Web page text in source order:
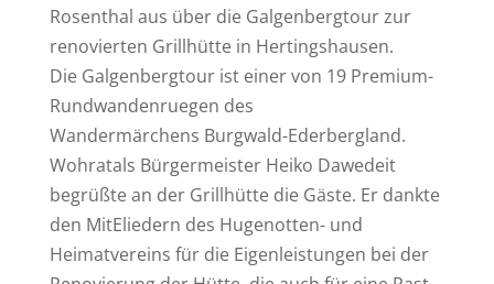
Rosenthal aus über die Galgenbergtour zur
renovierten Grillhütte in Hertingshausen.
Die Galgenbergtour ist einer von 19 Premium-
Rundwandenruegen des
Wandermärchens Burgwald-Ederbergland.
Wohratals Bürgermeister Heiko Dawedeit
begrüßte an der Grillhütte die Gäste. Er dankte
den MitEliedern des Hugenotten- und
Heimatvereins für die Eigenleistungen bei der